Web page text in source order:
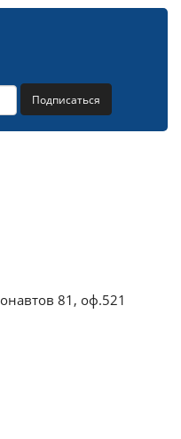
Подписаться
81, оф.521